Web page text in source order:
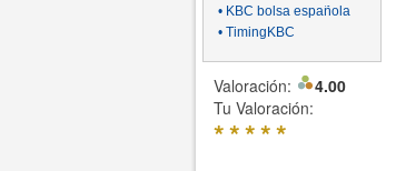
• KBC bolsa española
• TimingKBC
Valoración:
4.00
Tu Valoración:
*****